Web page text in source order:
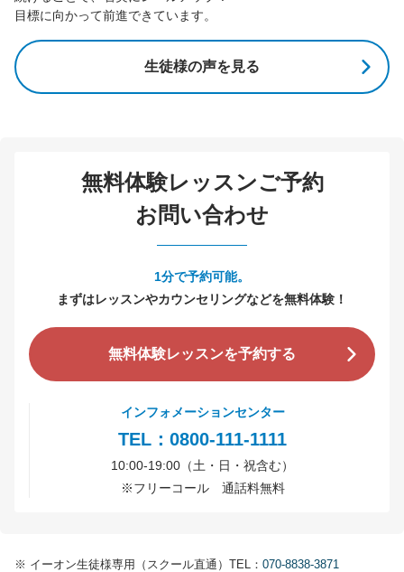
目標に向かって前進できています。
生徒様の声を見る
無料体験レッスンご予約
お問い合わせ
1分で予約可能。
まずはレッスンやカウンセリングなどを無料体験！
無料体験レッスンを予約する
インフォメーションセンター
TEL：0800-111-1111
10:00-19:00（土・日・祝含む）
※フリーコール 通話料無料
※ イーオン生徒様専用（スクール直通）TEL： 070-8838-3871